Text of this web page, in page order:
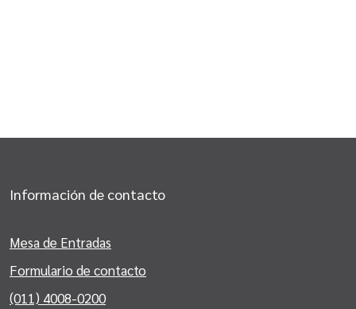
Información de contacto
Mesa de Entradas
Formulario de contacto
(011) 4008-0200